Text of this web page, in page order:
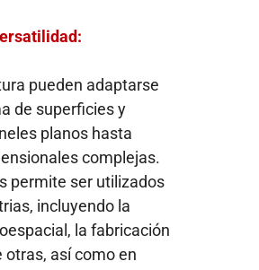
pueden adaptarse
de superficies y
planos hasta
complejas.
permite ser utilizados
incluyendo la
la fabricación
así como en